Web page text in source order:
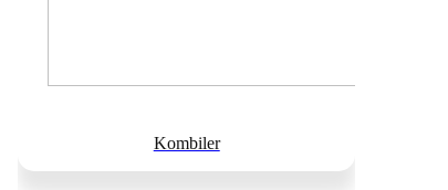
Kombiler